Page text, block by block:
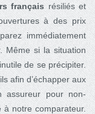
françaisrésiliés et
à des prix
immédiatement
Même si la situation
de se précipiter.
afin d’échapper aux
assureur pour non-
à notre comparateur.